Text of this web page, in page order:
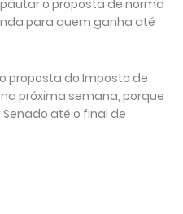
o proposta de norma
para quem ganha até
proposta do Imposto de
próxima semana, porque
até o final de